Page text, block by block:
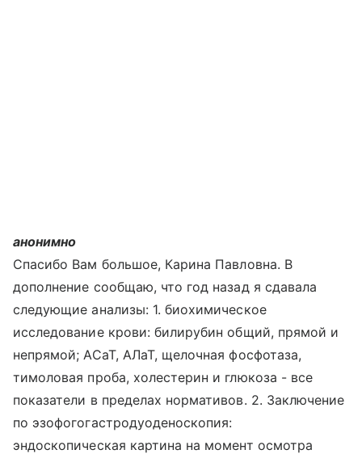
анонимно
Спасибо Вам большое, Карина Павловна. В
дополнение сообщаю, что год назад я сдавала
следующие анализы: 1. биохимическое
исследование крови: билирубин общий, прямой и
непрямой; АСаТ, АЛаТ, щелочная фосфотаза,
тимоловая проба, холестерин и глюкоза - все
показатели в пределах нормативов. 2. Заключение
по эзофогогастродуоденоскопия:
эндоскопическая картина на момент осмотра